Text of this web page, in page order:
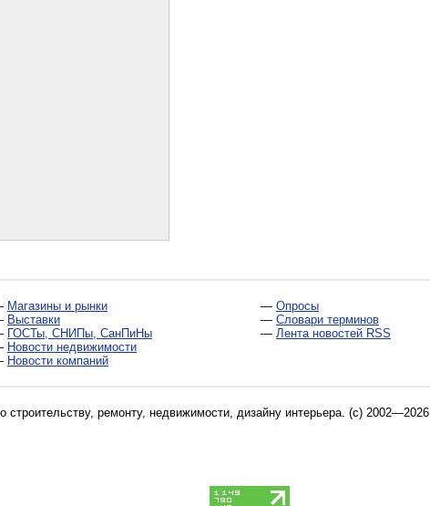
Магазины и рынки
Выставки
ГОСТы, СНИПы, СанПиНы
Новости недвижимости
Новости компаний
— Опросы
— Словари терминов
— Лента новостей RSS
строительству, ремонту, недвижимости, дизайну интерьера. (c) 2002—2026